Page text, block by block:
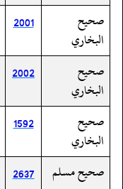
صحيح
البخاري
2001
صحيح
البخاري
2002
صحيح
البخاري
1592
صحيح مسلم
2637